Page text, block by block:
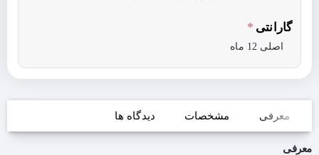
گارانتی
اصلی 12 ماه
معرفی مشخصات دیدگاه ها
معرفی